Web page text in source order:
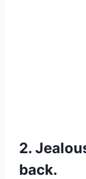
2.
back.